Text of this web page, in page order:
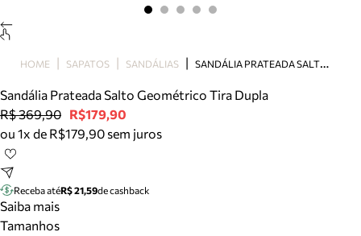
Bolsa
Tamanco
Tênis
Mule
Tire dúvidas sobre pedidos, devoluções e mais.
Meus pedidos
HOME SAPATOS SANDÁLIAS S
ANDÁLIA PRATEADA SALTO GEOMÉTRICO TIRA DUPLA
Sandália Prateada Salto Geométrico Tira Dupla
R$ 369,90 R$179,90
ou 1x de R$179,90 sem juros
Receba atéR$ 21,59de cashback
Saiba mais
Tamanhos